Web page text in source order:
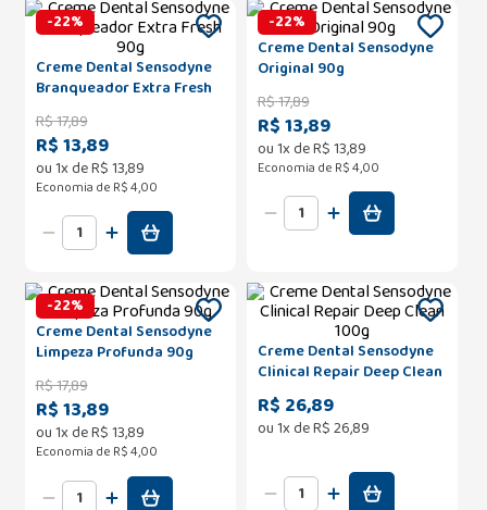
-22%
Creme Dental Sensodyne
Branqueador Extra Fresh
90g
R$17,89
R$ 13,89
ou1x deR$13,89
Economia de R$ 4,00
-22%
Creme Dental Sensodyne
Original 90g
R$17,89
R$ 13,89
ou1x deR$13,89
Economia de R$ 4,00
-22%
Creme Dental Sensodyne
Limpeza Profunda 90g
R$17,89
R$ 13,89
ou1x deR$13,89
Economia de R$ 4,00
Creme Dental Sensodyne
Clinical Repair Deep Clean
100g
R$ 26,89
ou1x deR$26,89